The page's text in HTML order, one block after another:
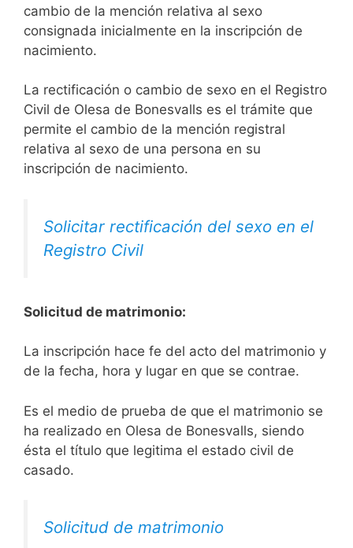
cambio de la mención relativa al sexo
consignada inicialmente en la inscripción de
nacimiento.
La rectificación o cambio de sexo en el Registro
Civil de Olesa de Bonesvalls es el trámite que
permite el cambio de la mención registral
relativa al sexo de una persona en su
inscripción de nacimiento.
Solicitar rectificación del sexo en el
Registro Civil
Solicitud de matrimonio:
La inscripción hace fe del acto del matrimonio y
de la fecha, hora y lugar en que se contrae.
Es el medio de prueba de que el matrimonio se
ha realizado en Olesa de Bonesvalls, siendo
ésta el título que legitima el estado civil de
casado.
Solicitud de matrimonio